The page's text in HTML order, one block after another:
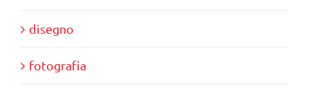
disegno
fotografia